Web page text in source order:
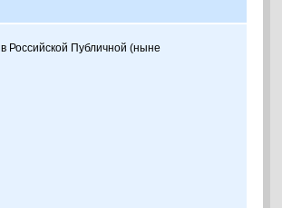
Российской Публичной (ныне